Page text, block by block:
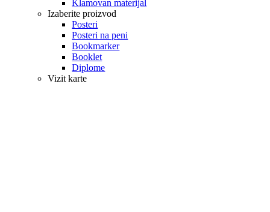
Klamovan materijal
Izaberite proizvod
Posteri
Posteri na peni
Bookmarker
Booklet
Diplome
Vizit karte